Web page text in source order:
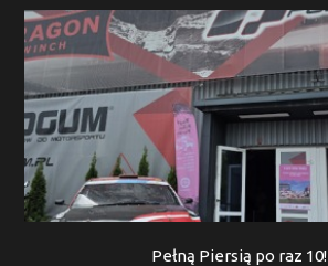
Pełną Piersią po raz 10!